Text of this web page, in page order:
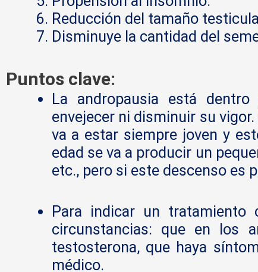
Reducción del tamaño
Disminuye la cantidad del
Puntos clave:
La andropausia está
envejecer ni disminuir su
va a estar siempre joven y
edad se va a producir un
etc., pero si este descenso es
Para indicar un tratamiento
circunstancias: que en los
testosterona, que haya
médico.